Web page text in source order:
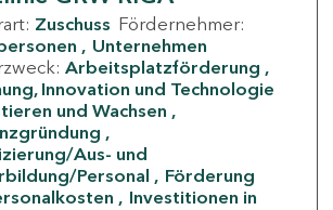
Zuschuss Fördernehmer:
Unternehmen
Arbeitsplatzförderung
Innovation und Technologie
und Wachsen
Aus- und
Personal
Förderung
Investitionen in